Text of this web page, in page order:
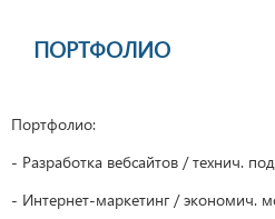
ПОРТФОЛИО
Портфолио:
- Разработка вебсайтов / технич.
- Интернет-маркетинг / экономич.